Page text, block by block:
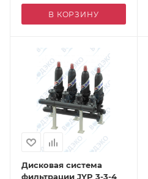
В КОРЗИНУ
Дисковая система
фильтрации JYP 3-3-4